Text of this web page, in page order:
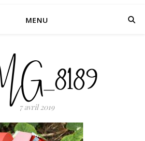
MENU
7 avril 2019